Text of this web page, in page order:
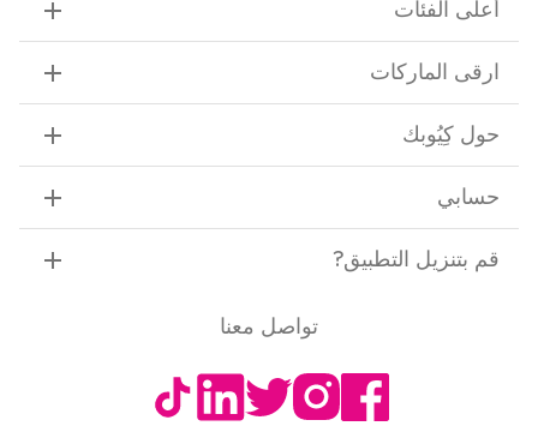
أعلى الفئات
ارقى الماركات
حول كِيُوبك
حسابي
قم بتنزيل التطبيق?
تواصل معنا